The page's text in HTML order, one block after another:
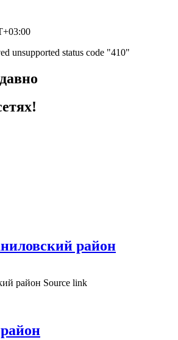
unsupported status code "410"
район
район Source link